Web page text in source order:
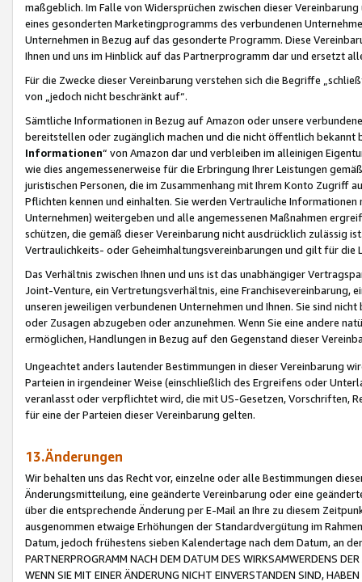
maßgeblich. Im Falle von Widersprüchen zwischen dieser
eines gesonderten Marketingprogramms des verbundenen
Unternehmen in Bezug auf das gesonderte Programm. Diese
Ihnen und uns im Hinblick auf das Partnerprogramm dar und ersetzt
Für die Zwecke dieser Vereinbarung verstehen sich die Begriffe
von „jedoch nicht beschränkt auf“.
Sämtliche Informationen in Bezug auf Amazon oder unsere
bereitstellen oder zugänglich machen und die nicht öffentlich
Informationen“ von Amazon dar und verbleiben im alleinigen
wie dies angemessenerweise für die Erbringung Ihrer Leistungen
juristischen Personen, die im Zusammenhang mit Ihrem Konto
Pflichten kennen und einhalten. Sie werden Vertrauliche
Unternehmen) weitergeben und alle angemessenen Maßnahmen
schützen, die gemäß dieser Vereinbarung nicht ausdrücklich zulässig
Vertraulichkeits- oder Geheimhaltungsvereinbarungen und gilt für die
Das Verhältnis zwischen Ihnen und uns ist das unabhängiger
Joint-Venture, ein Vertretungsverhältnis, eine Franchisevereinbarung,
unseren jeweiligen verbundenen Unternehmen und Ihnen. Sie sind
oder Zusagen abzugeben oder anzunehmen. Wenn Sie eine andere
ermöglichen, Handlungen in Bezug auf den Gegenstand dieser
Ungeachtet anders lautender Bestimmungen in dieser Vereinbarung
Parteien in irgendeiner Weise (einschließlich des Ergreifens oder
veranlasst oder verpflichtet wird, die mit US-Gesetzen, Vorschriften,
für eine der Parteien dieser Vereinbarung gelten.
13.Änderungen
Wir behalten uns das Recht vor, einzelne oder alle Bestimmungen
Änderungsmitteilung, eine geänderte Vereinbarung oder eine
über die entsprechende Änderung per E-Mail an Ihre zu diesem
ausgenommen etwaige Erhöhungen der Standardvergütung im
Datum, jedoch frühestens sieben Kalendertage nach dem Datum, an
PARTNERPROGRAMM NACH DEM DATUM DES WIRKSAMWERDENS
WENN SIE MIT EINER ÄNDERUNG NICHT EINVERSTANDEN SIND,